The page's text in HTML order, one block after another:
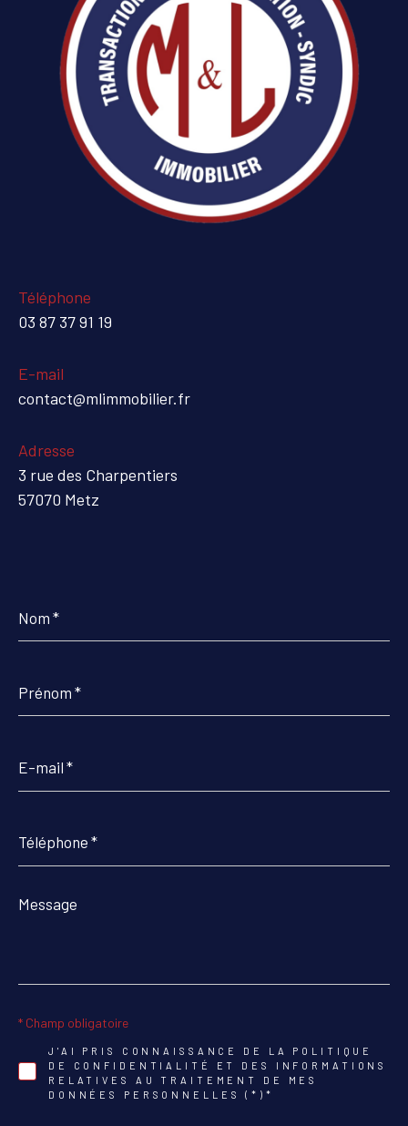
Téléphone
03 87 37 91 19
E-mail
contact@mlimmobilier.fr
Adresse
3 rue des Charpentiers
57070 Metz
*
*
mail
*
Message
*
J'AI PRIS CONNAISSANCE DE LA POLITIQUE
DE CONFIDENTIALITÉ ET DES INFORMATIONS
RELATIVES AU TRAITEMENT DE MES
DONNÉES PERSONNELLES (*)*
* Champ obligatoire